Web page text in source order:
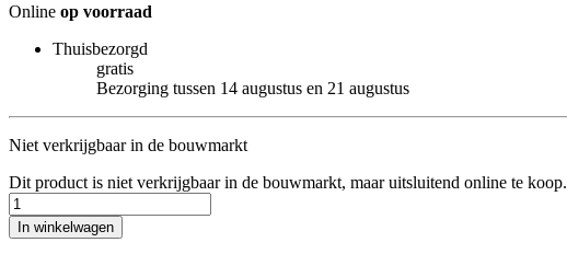
Online op voorraad
Thuisbezorgd
gratis
Bezorging tussen 14 augustus en 21 augustus
Niet verkrijgbaar in de bouwmarkt
Dit product is niet verkrijgbaar in de bouwmarkt, maar uitsluitend online te koop.
In winkelwagen